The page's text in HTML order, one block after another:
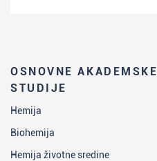
OSNOVNE AKADEMSKE
STUDIJE
Hemija
Biohemija
Hemija životne sredine